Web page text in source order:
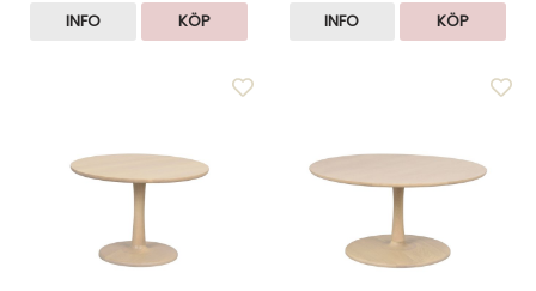
INFO KÖP INFO KÖP